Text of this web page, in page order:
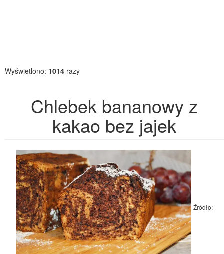
Wyświetlono: 1014 razy
Chlebek bananowy z
kakao bez jajek
Źródło: